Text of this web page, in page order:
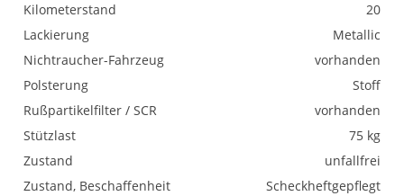
Kilometerstand
20
Lackierung
Metallic
Nichtraucher-Fahrzeug
vorhanden
Polsterung
Stoff
Rußpartikelfilter / SCR
vorhanden
Stützlast
75 kg
Zustand
unfallfrei
Zustand, Beschaffenheit
Scheckheftgepflegt